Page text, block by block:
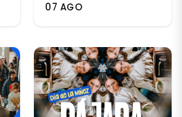
07 AGO